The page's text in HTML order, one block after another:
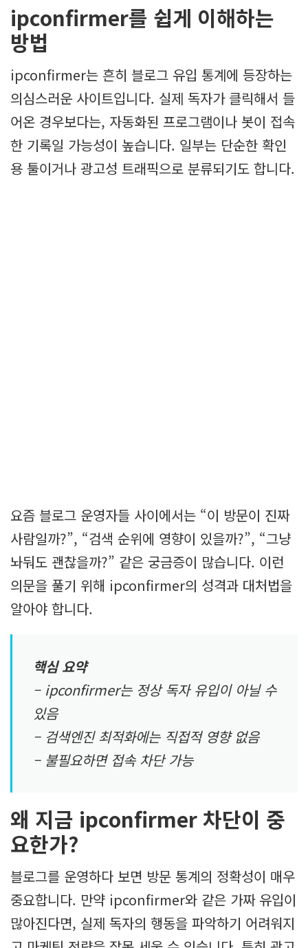
ipconfirmer를 쉽게 이해하는
방법
ipconfirmer는 흔히 블로그 유입 통계에 등장하는
의심스러운 사이트입니다. 실제 독자가 클릭해서 들
어온 경우보다는, 자동화된 프로그램이나 봇이 접속
한 기록일 가능성이 높습니다. 일부는 단순한 확인
용 툴이거나 광고성 트래픽으로 분류되기도 합니다.
요즘 블로그 운영자들 사이에서는 “이 방문이 진짜
사람일까?”, “검색 순위에 영향이 있을까?”, “그냥
놔둬도 괜찮을까?” 같은 궁금증이 많습니다. 이런
의문을 풀기 위해 ipconfirmer의 성격과 대처법을
알아야 합니다.
핵심 요약
– ipconfirmer는 정상 독자 유입이 아닐 수
있음
– 검색엔진 최적화에는 직접적 영향 없음
– 불필요하면 접속 차단 가능
왜 지금 ipconfirmer 차단이 중
요한가?
블로그를 운영하다 보면 방문 통계의 정확성이 매우
중요합니다. 만약 ipconfirmer와 같은 가짜 유입이
많아진다면, 실제 독자의 행동을 파악하기 어려워지